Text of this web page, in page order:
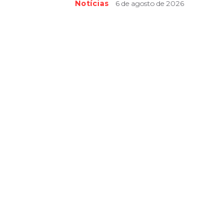
Notícias 6 de agosto de 2026